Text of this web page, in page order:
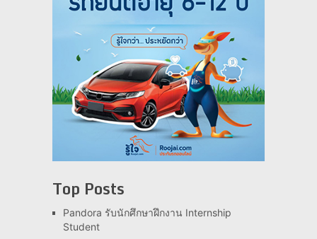
Top Posts
Pandora รับนักศึกษาฝึกงาน Internship
Student